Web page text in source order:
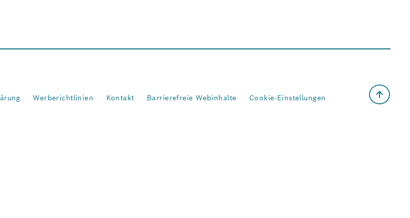
Werberichtlinien Kontakt Barrierefreie Webinhalte Cookie-Einstellungen